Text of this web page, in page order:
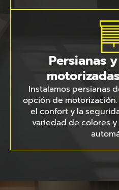
Persianas
Instalamos persianas
opción de
el confort y la
variedad de colores